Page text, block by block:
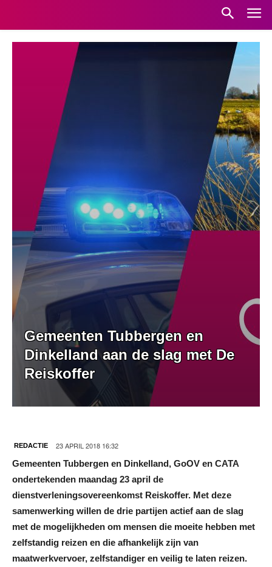
Gemeenten Tubbergen en
Dinkelland aan de slag met De
Reiskoffer
REDACTIE 23 APRIL 2018 16:32
Gemeenten Tubbergen en Dinkelland, GoOV en CATA
ondertekenden maandag 23 april de
dienstverleningsovereenkomst Reiskoffer. Met deze
samenwerking willen de drie partijen actief aan de slag
met de mogelijkheden om mensen die moeite hebben met
zelfstandig reizen en die afhankelijk zijn van
maatwerkvervoer, zelfstandiger en veilig te laten reizen.